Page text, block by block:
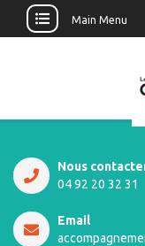
Main Menu
Nous
04 92 20 32 31
Email